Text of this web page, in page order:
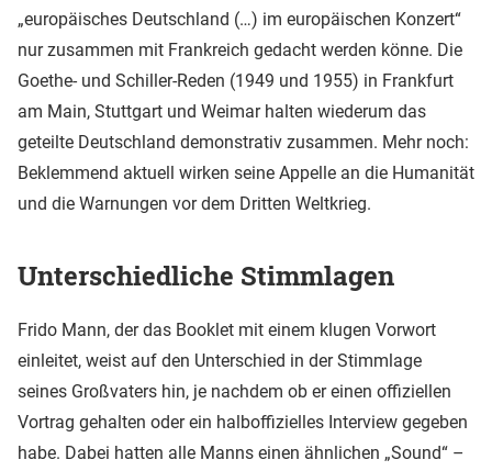
„europäisches Deutschland (…) im europäischen Konzert“
nur zusammen mit Frankreich gedacht werden könne. Die
Goethe- und Schiller-Reden (1949 und 1955) in Frankfurt
am Main, Stuttgart und Weimar halten wiederum das
geteilte Deutschland demonstrativ zusammen. Mehr noch:
Beklemmend aktuell wirken seine Appelle an die Humanität
und die Warnungen vor dem Dritten Weltkrieg.
Unterschiedliche Stimmlagen
Frido Mann, der das Booklet mit einem klugen Vorwort
einleitet, weist auf den Unterschied in der Stimmlage
seines Großvaters hin, je nachdem ob er einen offiziellen
Vortrag gehalten oder ein halboffizielles Interview gegeben
habe. Dabei hatten alle Manns einen ähnlichen „Sound“ –